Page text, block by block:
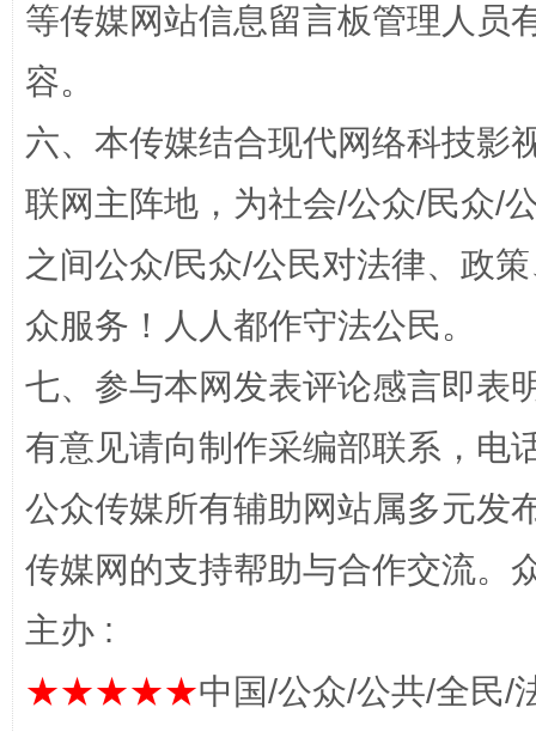
“蜀中异人”王建安的艺术幻境
完善运行机制助力责任有效落实 一纸欠
等传媒网站信息留言板管理人员
容。
六、本传媒结合现代网络科技影
联网主阵地，为社会/公众/民众/
之间公众/民众/公民对法律、政
众服务！人人都作守法公民。
七、参与本网发表评论感言即表
有意见请向制作采编部联系，电
公众传媒所有辅助网站属多元发
传媒网的支持帮助与合作交流。
主办 :
★★★★★中国/公众/公共/全民/